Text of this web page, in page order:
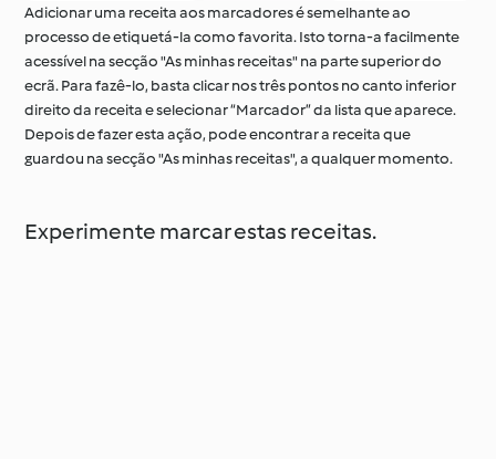
Adicionar uma receita aos marcadores é semelhante ao
processo de etiquetá-la como favorita. Isto torna-a facilmente
acessível na secção "As minhas receitas" na parte superior do
ecrã. Para fazê-lo, basta clicar nos três pontos no canto inferior
direito da receita e selecionar “Marcador” da lista que aparece.
Depois de fazer esta ação, pode encontrar a receita que
guardou na secção "As minhas receitas", a qualquer momento.
Experimente marcar estas receitas.